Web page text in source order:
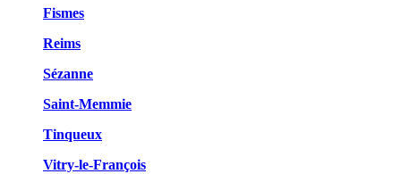
Fismes
Reims
Sézanne
Saint-Memmie
Tinqueux
Vitry-le-François